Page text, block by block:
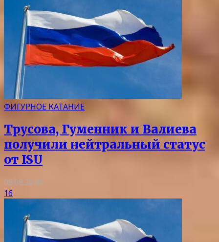
ФИГУРНОЕ КАТАНИЕ
Трусова, Гуменник и Валиева
получили нейтральный статус
от ISU
08.08.2026
16